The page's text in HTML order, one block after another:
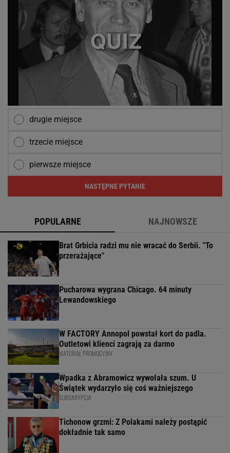
drugie miejsce
trzecie miejsce
pierwsze miejsce
NASTĘPNE PYTANIE
POPULARNE NAJNOWSZE
Brat Grbicia radzi mu nie wracać do Serbii. "To
przerażające"
Pucharowa wygrana Chicago. 64 minuty
Lewandowskiego
W FACTORY Annopol powstał kort do padla.
Outletowi klienci zagrają za darmo
MATERIAŁ PROMOCYJNY
Wpadka z Abramowicz wywołała szum. U
Świątek wydarzyło się coś ważniejszego
SUBSKRYPCJA
Tichonow grzmi: Z Polakami należy postąpić
dokładnie tak samo